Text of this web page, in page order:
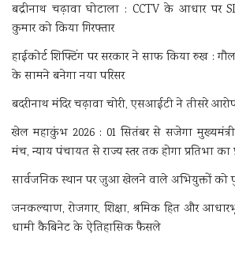
बद्रीनाथ चढ़ावा घोटाला : CCTV के आधार
कुमार को किया गिरफ्तार
हाईकोर्ट शिफ्टिंग पर सरकार ने साफ किया रुख :
के सामने बनेगा नया परिसर
बदरीनाथ मंदिर चढ़ावा चोरी, एसआईटी ने तीसरे
खेल महाकुंभ 2026 : 01 सितंबर से सजेगा मुख्यमंत्री
मंच, न्याय पंचायत से राज्य स्तर तक होगा प्रतिभा का
सार्वजनिक स्थान पर जुआ खेलने वाले अभियुक्तों को
जनकल्याण, रोजगार, शिक्षा, श्रमिक हित और
धामी कैबिनेट के ऐतिहासिक फैसले